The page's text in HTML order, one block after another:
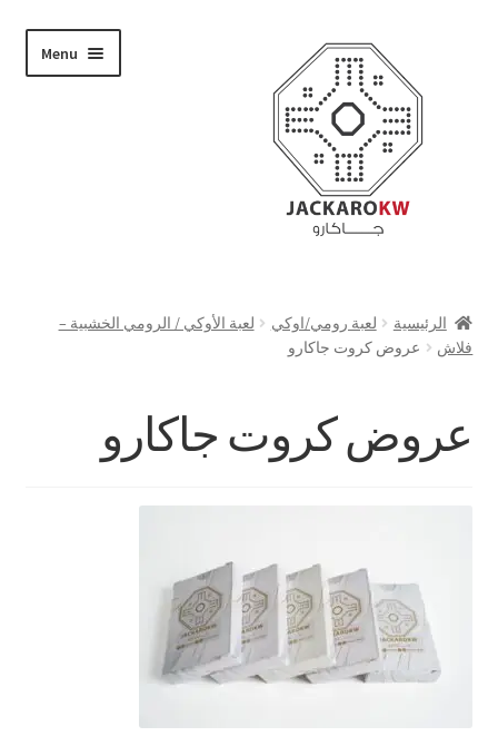
navigation
content
Menu
من نحن
الرئيسية لعبة رومي/اوكي
لعبة الأوكي / الرومي الخشبية –
فلاش
عروض كروت جاكارو
عروض كروت جاكارو